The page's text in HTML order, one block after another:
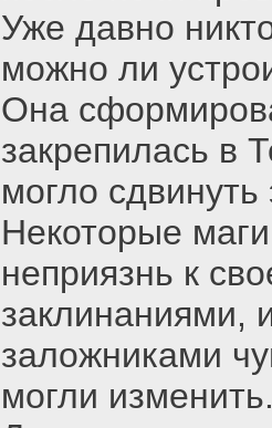
Уже давно
можно ли
Она
закрепилась в
могло сдвинуть
Некоторые
неприязнь к
заклинаниями,
заложниками
могли